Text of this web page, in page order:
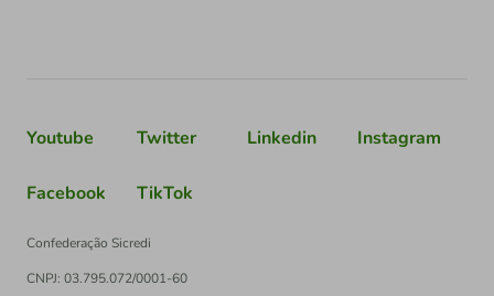
Youtube Twitter Linkedin Instagram
Facebook TikTok
Confederação Sicredi
CNPJ: 03.795.072/0001-60